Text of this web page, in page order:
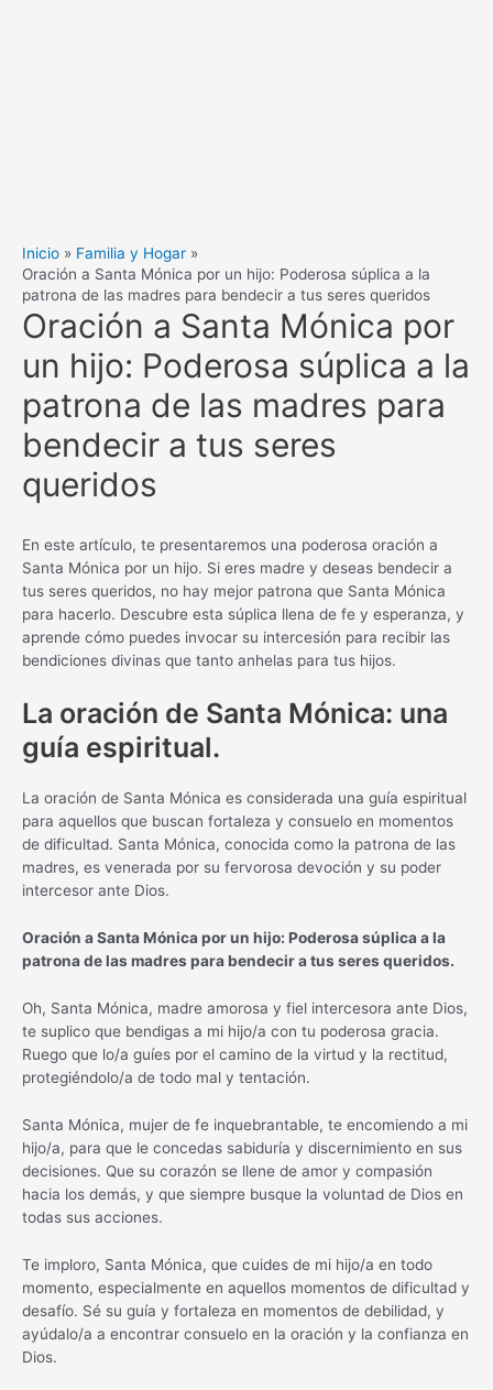
Inicio
Familia y Hogar
Oración a Santa Mónica por un hijo: Poderosa súplica a la
patrona de las madres para bendecir a tus seres queridos
Oración a Santa Mónica por
un hijo: Poderosa súplica a la
patrona de las madres para
bendecir a tus seres
queridos
En este artículo, te presentaremos una poderosa oración a
Santa Mónica por un hijo. Si eres madre y deseas bendecir a
tus seres queridos, no hay mejor patrona que Santa Mónica
para hacerlo. Descubre esta súplica llena de fe y esperanza, y
aprende cómo puedes invocar su intercesión para recibir las
bendiciones divinas que tanto anhelas para tus hijos.
La oración de Santa Mónica: una
guía espiritual.
La oración de Santa Mónica es considerada una guía espiritual
para aquellos que buscan fortaleza y consuelo en momentos
de dificultad. Santa Mónica, conocida como la patrona de las
madres, es venerada por su fervorosa devoción y su poder
intercesor ante Dios.
Oración a Santa Mónica por un hijo: Poderosa súplica a la
patrona de las madres para bendecir a tus seres queridos.
Oh, Santa Mónica, madre amorosa y fiel intercesora ante Dios,
te suplico que bendigas a mi hijo/a con tu poderosa gracia.
Ruego que lo/a guíes por el camino de la virtud y la rectitud,
protegiéndolo/a de todo mal y tentación.
Santa Mónica, mujer de fe inquebrantable, te encomiendo a mi
hijo/a, para que le concedas sabiduría y discernimiento en sus
decisiones. Que su corazón se llene de amor y compasión
hacia los demás, y que siempre busque la voluntad de Dios en
todas sus acciones.
Te imploro, Santa Mónica, que cuides de mi hijo/a en todo
momento, especialmente en aquellos momentos de dificultad y
desafío. Sé su guía y fortaleza en momentos de debilidad, y
ayúdalo/a a encontrar consuelo en la oración y la confianza en
Dios.